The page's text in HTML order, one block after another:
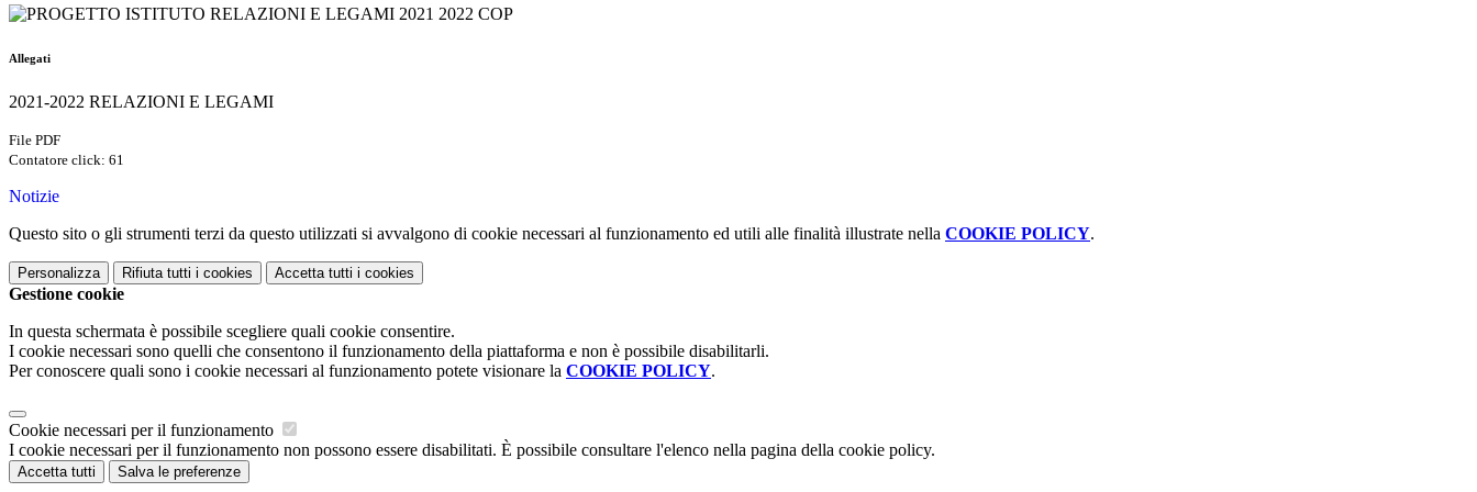
Allegati
2021-2022 RELAZIONI E LEGAMI
File PDF
Contatore click: 61
Notizie
Questo sito o gli strumenti terzi da questo utilizzati si avvalgono di cookie necessari al funzionamento ed utili alle finalità illustrate nella COOKIE POLICY.
Personalizza Rifiuta tutti i cookies Accetta tutti i cookies
Gestione cookie
In questa schermata è possibile scegliere quali cookie consentire.
I cookie necessari sono quelli che consentono il funzionamento della piattaforma e non è possibile disabilitarli.
Per conoscere quali sono i cookie necessari al funzionamento potete visionare la COOKIE POLICY.
Cookie necessari per il funzionamento
I cookie necessari per il funzionamento non possono essere disabilitati. È possibile consultare l'elenco nella pagina della cookie policy.
Accetta tutti Salva le preferenze